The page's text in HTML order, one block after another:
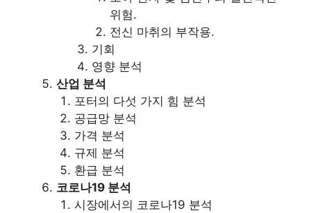
위험.
전신 마취의 부작용.
기회
영향 분석
산업 분석
포터의 다섯 가지 힘 분석
공급망 분석
가격 분석
규제 분석
환급 분석
코로나19 분석
시장에서의 코로나19 분석